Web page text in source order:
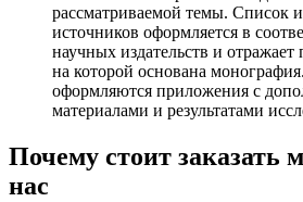
рассматриваемой темы. Список
источников оформляется в
научных издательств и
на которой основана
оформляются приложения с
материалами и результатами
Почему стоит заказать
нас